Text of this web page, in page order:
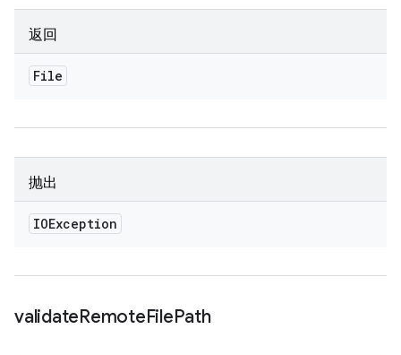
返回
File
抛出
IOException
validateRemoteFilePath